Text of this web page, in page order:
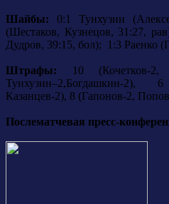
Шайбы: 0:1 Тунхузин
(Шестаков, Кузнецов, 31:27,
Дудров, 39:15, бол); 1:3 Раенко
Штрафы: 10 (Кочетков-2,
Тунхузин–2,Богдашкин-
Казанцев-2), 8 (Гапонов-2,
Послематчевая пресс-